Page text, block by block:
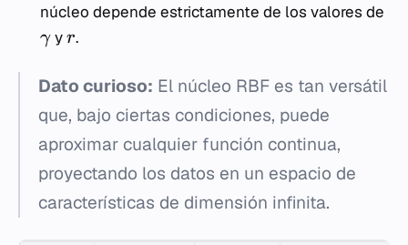
núcleo depende estrictamente de los valores de
γ yr.
Dato curioso: El núcleo RBF es tan versátil
que, bajo ciertas condiciones, puede
aproximar cualquier función continua,
proyectando los datos en un espacio de
características de dimensión infinita.